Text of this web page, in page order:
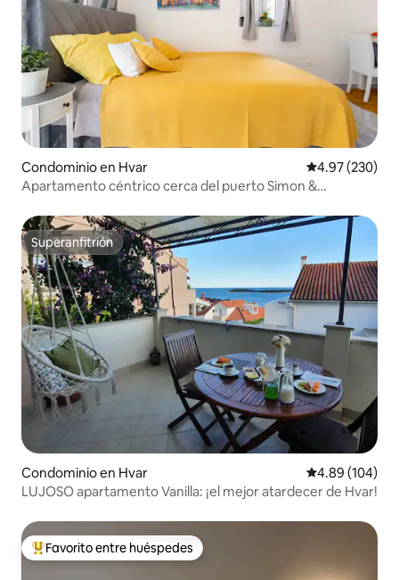
Condominio en Hvar Calificación
4.97 (230)
Apartamento céntrico cerca del puerto Simon &
Superanfitrión
Superanfitrión
Condominio en Hvar Calificación
4.89 (104)
LUJOSO apartamento Vanilla: ¡el mejor atardecer de Hvar!
De los mejores en Favorito entre huéspedes
Favorito entre huéspedes